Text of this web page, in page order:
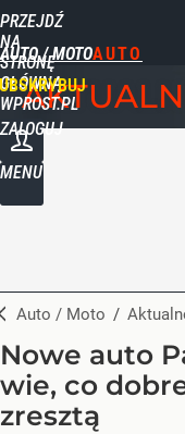
PRZEJDŹ
NA
STRONĘ
GŁÓWNĄ
WPROST.PL
AUTO / MOTO
ZALOGUJ
MENU
Auto / Moto /
Nowe auto
wie, co
zresztą